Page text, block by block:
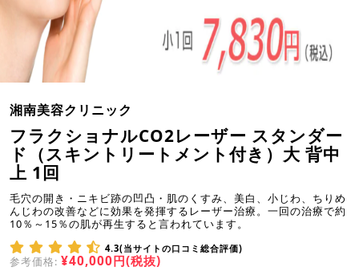
湘南美容クリニック
フラクショナルCO2レーザー スタンダー
ド（スキントリートメント付き）大 背中
上 1回
毛穴の開き・ニキビ跡の凹凸・肌のくすみ、美白、小じわ、ちりめ
んじわの改善などに効果を発揮するレーザー治療。一回の治療で約
10％～15％の肌が再生すると言われています。
4.3(当サイトの口コミ総合評価)
参考価格: ¥40,000円(税抜)